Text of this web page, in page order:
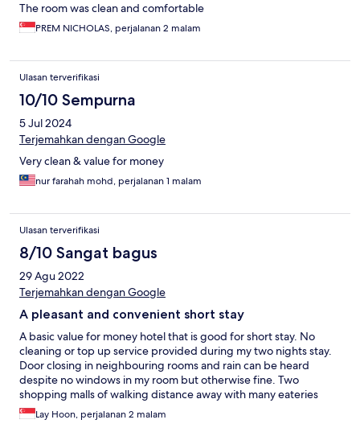
The room was clean and comfortable
PREM NICHOLAS, perjalanan 2 malam
Ulasan terverifikasi
10/10 Sempurna
5 Jul 2024
Terjemahkan dengan Google
Very clean & value for money
nur farahah mohd, perjalanan 1 malam
Ulasan terverifikasi
8/10 Sangat bagus
29 Agu 2022
Terjemahkan dengan Google
A pleasant and convenient short stay
A basic value for money hotel that is good for short stay. No
cleaning or top up service provided during my two nights stay.
Door closing in neighbouring rooms and rain can be heard
despite no windows in my room but otherwise fine. Two
shopping malls of walking distance away with many eateries
around. The Indian lady (sorry didn’t get her name) at the
reception was very friendly and helpful.
Lay Hoon, perjalanan 2 malam